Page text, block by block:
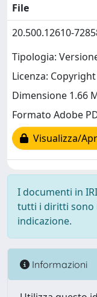
File
20.500.12610-
Tipologia:
Licenza:
Dimensione 1.66
Formato Adobe
Visualizza/
I documenti in
tutti i diritti sono
indicazione.
Informazioni